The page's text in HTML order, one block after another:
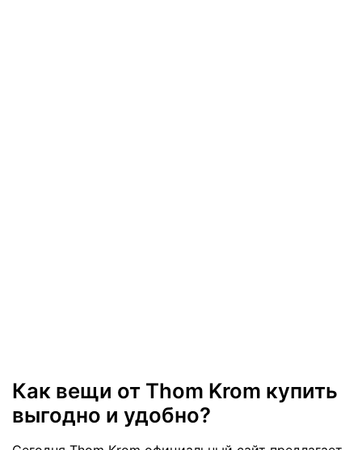
Как вещи от Thom Krom купить
выгодно и удобно?